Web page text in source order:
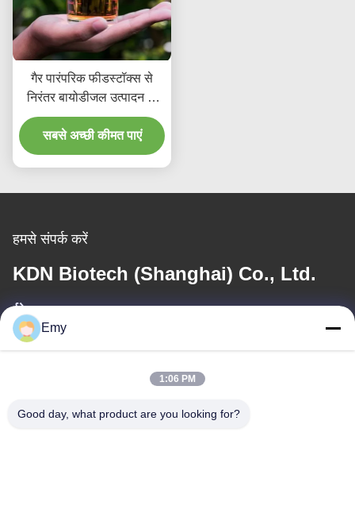
गैर पारंपरिक फीडस्टॉक्स से
निरंतर बायोडीजल उत्पादन के
लिए इमोबिलाइज्ड लाइपेज एंजाइम
सबसे अच्छी कीमत पाएं
हमसे संपर्क करें
KDN Biotech (Shanghai) Co., Ltd.
ईमेल
Emy
1:06 PM
Good day, what product are you looking for?